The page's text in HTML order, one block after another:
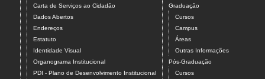
Carta de Serviços ao Cidadão
Dados Abertos
Endereços
Estatuto
Identidade Visual
Organograma Institucional
PDI - Plano de Desenvolvimento Institucional
Graduação
Cursos
Campus
Áreas
Outras Informações
Pós-Graduação
Cursos